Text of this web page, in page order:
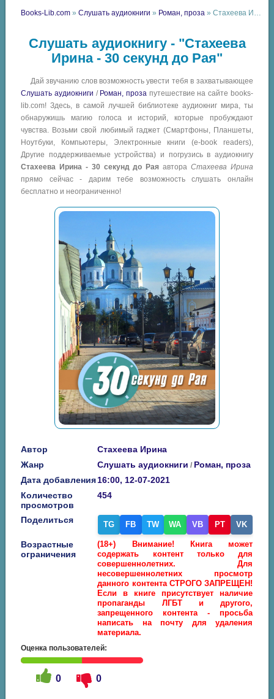
Books-Lib.com »Слушать аудиокниги » Роман, проза » Стахеева Ирина - 30 секунд до Рая
Слушать аудиокнигу - "Стахеева
Ирина - 30 секунд до Рая"
Дай звучанию слов возможность увести тебя в захватывающее
Слушать аудиокниги / Роман, проза путешествие на сайте books-
lib.com! Здесь, в самой лучшей библиотеке аудиокниг мира, ты
обнаружишь магию голоса и историй, которые пробуждают
чувства. Возьми свой любимый гаджет (Смартфоны, Планшеты,
Ноутбуки, Компьютеры, Электронные книги (e-book readers),
Другие поддерживаемые устройства) и погрузись в аудиокнигу
Стахеева Ирина - 30 секунд до Рая автора Стахеева Ирина
прямо сейчас - дарим тебе возможность слушать онлайн
бесплатно и неограниченно!
Автор
Стахеева Ирина
Жанр
Слушать аудиокниги / Роман, проза
Дата добавления16:00, 12-07-2021
Количество
просмотров
454
Поделиться TG FB TW WA VB PT VK
Возрастные
ограничения
(18+) Внимание! Книга может
содержать контент только для
совершеннолетних. Для
несовершеннолетних просмотр
данного контента СТРОГО ЗАПРЕЩЕН!
Если в книге присутствует наличие
пропаганды ЛГБТ и другого,
запрещенного контента - просьба
написать на почту для удаления
материала.
Оценка пользователей:
0 0